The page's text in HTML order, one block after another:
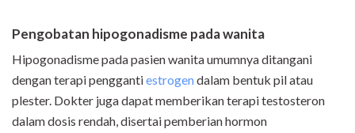
Pengobatan hipogonadisme pada wanita
Hipogonadisme pada pasien wanita umumnya ditangani
dengan terapi penggantiestrogendalam bentuk pil atau
plester. Dokter juga dapat memberikan terapi testosteron
dalam dosis rendah, disertai pemberian hormon